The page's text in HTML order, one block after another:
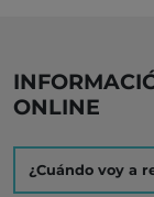
ONLINE
¿Cuándo voy a